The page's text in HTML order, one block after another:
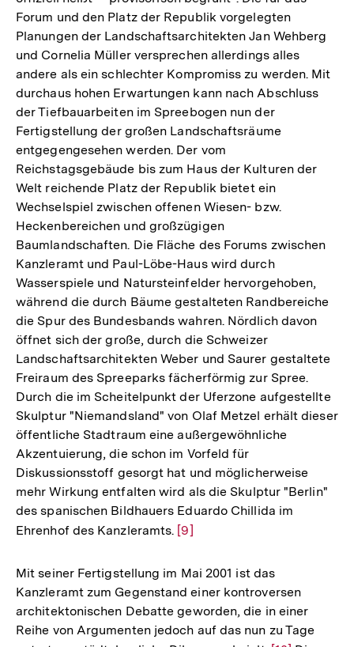
Forum und den Platz der Republik vorgelegten
Planungen der Landschaftsarchitekten Jan Wehberg
und Cornelia Müller versprechen allerdings alles
andere als ein schlechter Kompromiss zu werden. Mit
durchaus hohen Erwartungen kann nach Abschluss
der Tiefbauarbeiten im Spreebogen nun der
Fertigstellung der großen Landschaftsräume
entgegengesehen werden. Der vom
Reichstagsgebäude bis zum Haus der Kulturen der
Welt reichende Platz der Republik bietet ein
Wechselspiel zwischen offenen Wiesen- bzw.
Heckenbereichen und großzügigen
Baumlandschaften. Die Fläche des Forums zwischen
Kanzleramt und Paul-Löbe-Haus wird durch
Wasserspiele und Natursteinfelder hervorgehoben,
während die durch Bäume gestalteten Randbereiche
die Spur des Bundesbands wahren. Nördlich davon
öffnet sich der große, durch die Schweizer
Landschaftsarchitekten Weber und Saurer gestaltete
Freiraum des Spreeparks fächerförmig zur Spree.
Durch die im Scheitelpunkt der Uferzone aufgestellte
Skulptur "Niemandsland" von Olaf Metzel erhält dieser
öffentliche Stadtraum eine außergewöhnliche
Akzentuierung, die schon im Vorfeld für
Diskussionsstoff gesorgt hat und möglicherweise
mehr Wirkung entfalten wird als die Skulptur "Berlin"
des spanischen Bildhauers Eduardo Chillida im
Ehrenhof des Kanzleramts. Zur
der
Fußnote
[9]
Mit seiner Fertigstellung im Mai 2001 ist das
Kanzleramt zum Gegenstand einer kontroversen
architektonischen Debatte geworden, die in einer
Reihe von Argumenten jedoch auf das nun zu Tage